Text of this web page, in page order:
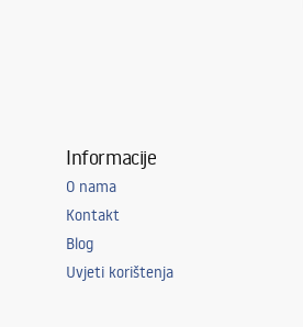
Informacije
O nama
Kontakt
Blog
Uvjeti korištenja